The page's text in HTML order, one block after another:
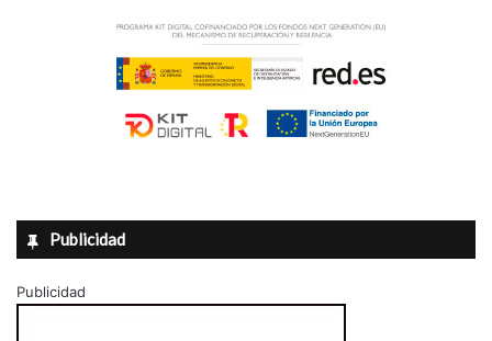
Publicidad
Publicidad